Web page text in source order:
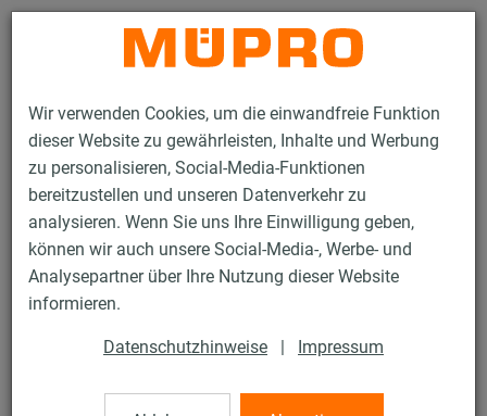
Wir verwenden Cookies, um die einwandfreie Funktion
dieser Website zu gewährleisten, Inhalte und Werbung
zu personalisieren, Social-Media-Funktionen
bereitzustellen und unseren Datenverkehr zu
analysieren. Wenn Sie uns Ihre Einwilligung geben,
können wir auch unsere Social-Media-, Werbe- und
Analysepartner über Ihre Nutzung dieser Website
informieren.
Datenschutzhinweise | Impressum
Kontakt
Produkte Befestigungstechnik
Feuerverzinkte Produkte
Feuerverzinkte Produkte für die Beschilderung
ML-Spannkörper
ML-Spannkörper